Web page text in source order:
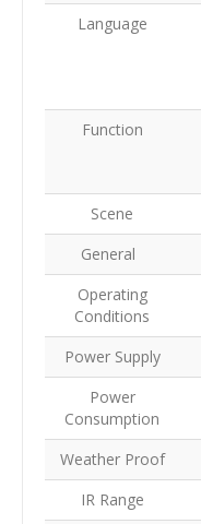
Language
Function
Scene
General
Operating
Conditions
Power Supply
Power
Consumption
Weather Proof
IR Range